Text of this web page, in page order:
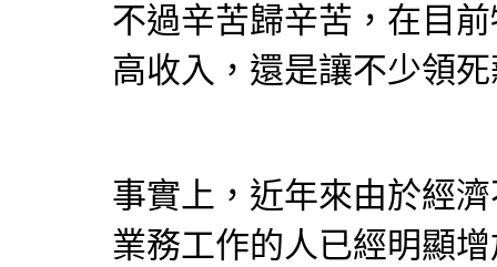
不過辛苦歸辛苦，在目
高收入，還是讓不少領
事實上，近年來由於經
業務工作的人已經明顯